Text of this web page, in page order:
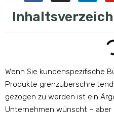
Wenn Sie kundenspezifische
Produkte
gezogen zu werden ist ein
Unternehmen wünscht –